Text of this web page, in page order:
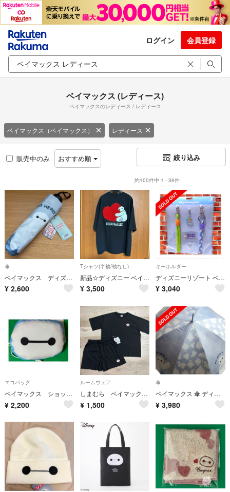
ログイン 会員登録
ベイマックス (レディース)
ベイマックスのレディース / レディース
ベイマックス（ベイマックス） レディース
販売中のみ おすすめ順 絞り込み
約100件中 1 - 36件
傘
ベイマックス ディズニー 晴雨兼用 グラスファイバー 折り畳み傘
¥ 2,600
Tシャツ(半袖/袖なし)
新品☆ディズニー ベイマックス Tシャツ ブラック ユニセックス Lサイズ
¥ 3,500
キーホルダー
ディズニーリゾート ベイマックス ミセス スマートフォンアクセサリー
¥ 3,040
エコバッグ
ベイマックス ショッピングバッグ
¥ 2,200
ルームウェア
しまむら ベイマックス ルームセット上下 新品
¥ 1,500
傘
ベイマックス 傘 ディズニー 晴雨兼用 長傘 UVカット 日傘 紫外線対策
¥ 3,980